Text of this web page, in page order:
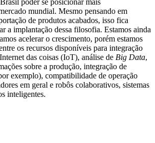
poder se posicionar mais
mundial. Mesmo pensando em
de produtos acabados, isso fica
a implantação dessa filosofia. Estamos ainda
acelerar o crescimento, porém estamos
os recursos disponíveis para integração
das coisas (IoT), análise de Big Data,
sobre a produção, integração de
exemplo), compatibilidade de operação
em geral e robôs colaborativos, sistemas
inteligentes.